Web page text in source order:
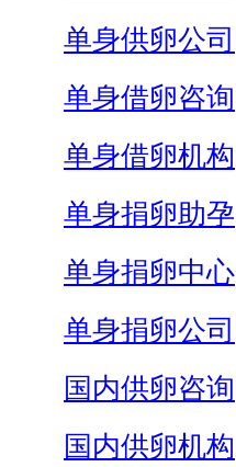
单身供卵公司
单身借卵咨询
单身借卵机构
单身捐卵助孕
单身捐卵中心
单身捐卵公司
国内供卵咨询
国内供卵机构